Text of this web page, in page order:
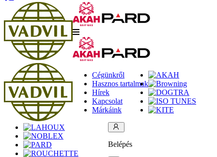
Cégünkről
Hasznos tartalmak
Hírek
Kapcsolat
Márkáink
Belépés